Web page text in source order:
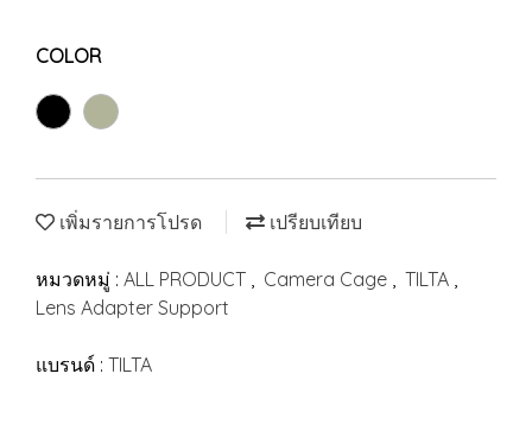
COLOR
เพิ่มรายการโปรด เปรียบเทียบ
หมวดหมู่ : ALL PRODUCT , Camera Cage , TILTA ,
Lens Adapter Support
แบรนด์ : TILTA